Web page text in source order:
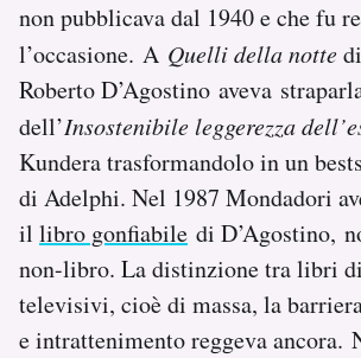
non pubblicava dal 1940 e che fu
l’occasione. A Quelli della notte
Roberto D’Agostino aveva
dell’Insostenibile leggerezza
Kundera trasformandolo in un
di Adelphi. Nel 1987 Mondadori
il libro gonfiabile di D’Agostino,
non-libro. La distinzione tra libri
televisivi, cioè di massa, la
e intrattenimento reggeva ancora.